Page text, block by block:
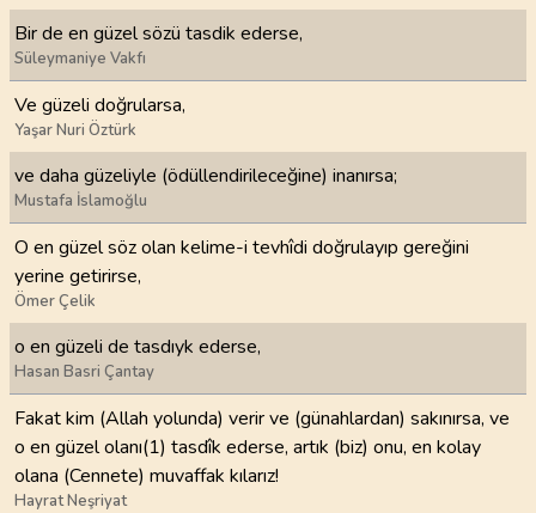
Bir de en güzel sözü tasdik ederse,
Süleymaniye Vakfı
Ve güzeli doğrularsa,
Yaşar Nuri Öztürk
ve daha güzeliyle (ödüllendirileceğine) inanırsa;
Mustafa İslamoğlu
O en güzel söz olan kelime-i tevhîdi doğrulayıp gereğini
yerine getirirse,
Ömer Çelik
o en güzeli de tasdıyk ederse,
Hasan Basri Çantay
Fakat kim (Allah yolunda) verir ve (günahlardan) sakınırsa, ve
o en güzel olanı(1) tasdîk ederse, artık (biz) onu, en kolay
olana (Cennete) muvaffak kılarız!
Hayrat Neşriyat